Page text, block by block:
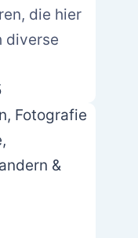
die hier
diverse
, Fotografie
,
&